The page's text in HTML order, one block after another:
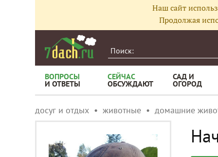
Наш сайт
Продолжая
ВОПРОСЫ
И ОТВЕТЫ
СЕЙЧАС
ОБСУЖДАЮТ
САД И
ОГОРОД
досуг и отдых животные домашние